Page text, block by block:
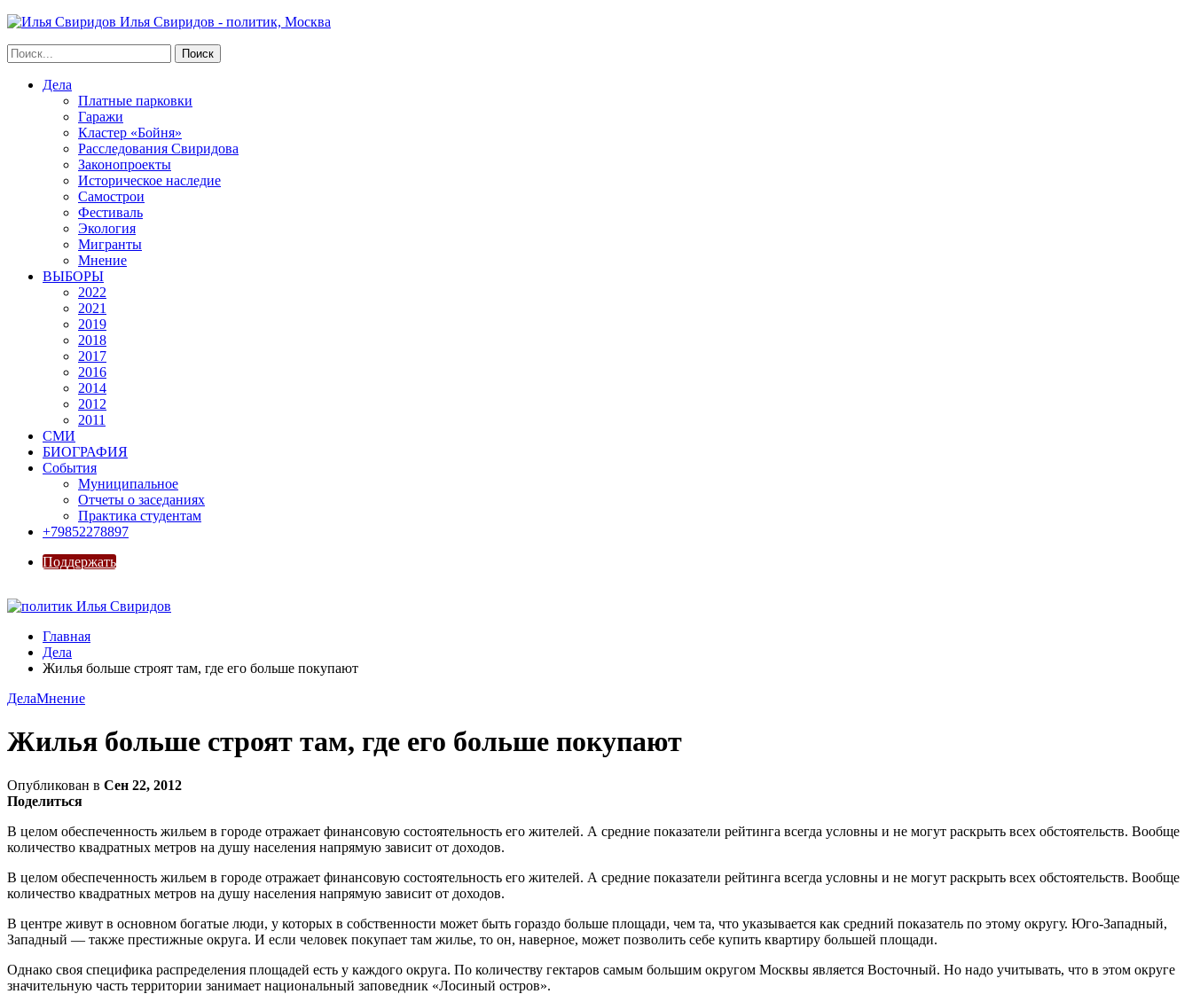
Илья Свиридов - политик, Москва
Дела
Платные парковки
Гаражи
Кластер «Бойня»
Расследования Свиридова
Законопроекты
Историческое наследие
Самострои
Фестиваль
Экология
Мигранты
Мнение
ВЫБОРЫ
2022
2021
2019
2018
2017
2016
2014
2012
2011
СМИ
БИОГРАФИЯ
События
Муниципальное
Отчеты о заседаниях
Практика студентам
+79852278897
Поддержать
Главная
Дела
Жилья больше строят там, где его больше покупают
ДелаМнение
Жилья больше строят там, где его больше покупают
Опубликован в Сен 22, 2012
Поделиться
В целом обеспеченность жильем в городе отражает финансовую состоятельность его жителей. А средние показатели рейтинга всегда условны и не могут раскрыть всех обстоятельств. Вообще
количество квадратных метров на душу населения напрямую зависит от доходов.
В целом обеспеченность жильем в городе отражает финансовую состоятельность его жителей. А средние показатели рейтинга всегда условны и не могут раскрыть всех обстоятельств. Вообще
количество квадратных метров на душу населения напрямую зависит от доходов.
В центре живут в основном богатые люди, у которых в собственности может быть гораздо больше площади, чем та, что указывается как средний показатель по этому округу. Юго-Западный,
Западный — также престижные округа. И если человек покупает там жилье, то он, наверное, может позволить себе купить квартиру большей площади.
Однако своя специфика распределения площадей есть у каждого округа. По количеству гектаров самым большим округом Москвы является Восточный. Но надо учитывать, что в этом округе
значительную часть территории занимает национальный заповедник «Лосиный остров».